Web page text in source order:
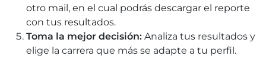
otro mail, en el cual podrás descargar el reporte
con tus resultados.
Toma la mejor decisión: Analiza tus resultados y
elige la carrera que más se adapte a tu perfil.